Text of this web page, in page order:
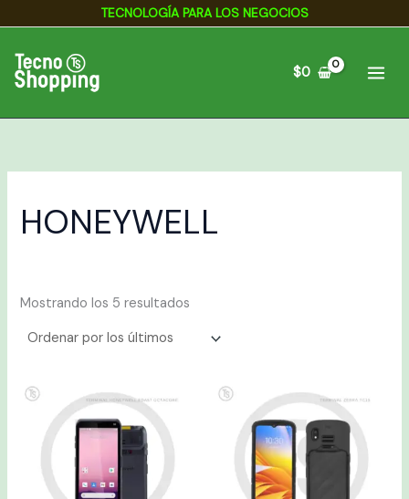
contenido
TECNOLOGÍA PARA LOS NEGOCIOS
$0
HONEYWELL
Mostrando los 5 resultados
Ordenado
por
los